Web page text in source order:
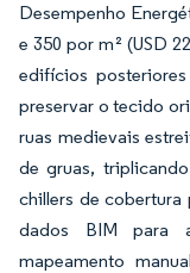
Desempenho
e 350 por m² (USD
edifícios
preservar o tecido
ruas medievais
de gruas,
chillers de cobertura
dados BIM para
mapeamento